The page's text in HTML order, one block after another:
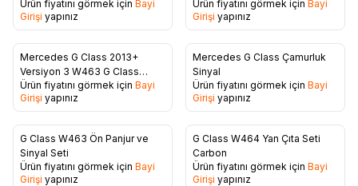
Ürün fiyatını görmek için Bayi
Girişi yapınız
Class W464 2025 İç
Yükseltme Kiti
Ürün fiyatını görmek için Bayi
Girişi yapınız
Favorilere Ekle
Mercedes G Class 2013+
Versiyon 3 W463 G Class
W464 2025 İç Yükseltme Kiti
Ürün fiyatını görmek için Bayi
Girişi yapınız
Favorilere Ekle
Mercedes G Class Çamurluk
Sinyal
Ürün fiyatını görmek için Bayi
Girişi yapınız
Favorilere Ekle
G Class W463 Ön Panjur ve
Sinyal Seti
Ürün fiyatını görmek için Bayi
Girişi yapınız
Favorilere Ekle
G Class W464 Yan Çıta Seti
Carbon
Ürün fiyatını görmek için Bayi
Girişi yapınız